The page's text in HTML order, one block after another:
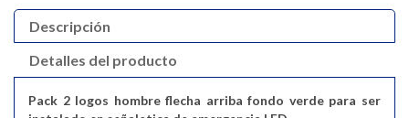
Descripción
Detalles del producto
Pack 2 logos hombre flecha arriba fondo verde para ser